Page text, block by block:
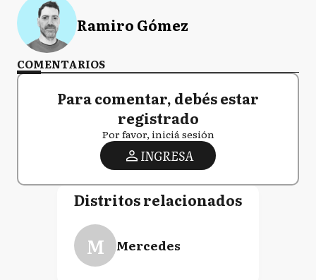
Ramiro Gómez
COMENTARIOS
Para comentar, debés estar
registrado
Por favor, iniciá sesión
INGRESA
Distritos relacionados
M Mercedes